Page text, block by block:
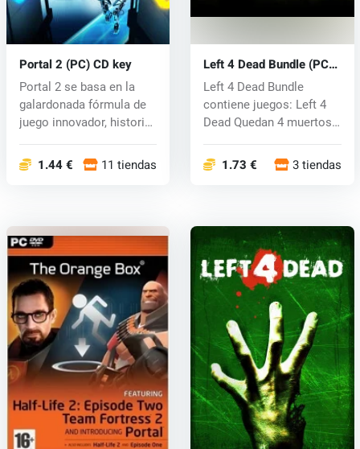
Portal 2 (PC) CD key
Portal 2 se basa en la
galardonada fórmula de
juego innovador, historia
1.44 € 11 tiendas
Left 4 Dead Bundle (PC)
CD key
Left 4 Dead Bundle
contiene juegos: Left 4
Dead Quedan 4 muertos
1.73 € 3 tiendas